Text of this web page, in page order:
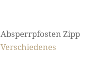
Absperrpfosten Zipp
Verschiedenes